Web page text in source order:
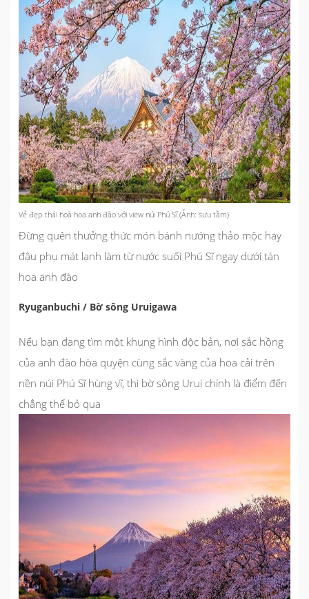
Vẻ đẹp thái hoà hoa anh đào với view núi Phú Sĩ (Ảnh: sưu tầm)
Đừng quên thưởng thức món bánh nướng thảo mộc hay
đậu phụ mát lạnh làm từ nước suối Phú Sĩ ngay dưới tán
hoa anh đào
Ryuganbuchi / Bờ sông Uruigawa
Nếu bạn đang tìm một khung hình độc bản, nơi sắc hồng
của anh đào hòa quyện cùng sắc vàng của hoa cải trên
nền núi Phú Sĩ hùng vĩ, thì bờ sông Urui chính là điểm đến
chẳng thể bỏ qua